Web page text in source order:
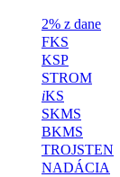
2% z dane
FKS
KSP
STROM
iKS
SKMS
BKMS
TROJSTEN
NADÁCIA